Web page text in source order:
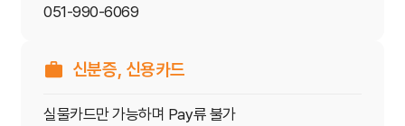
051-990-6069
신분증, 신용카드
실물카드만 가능하며 Pay류 불가